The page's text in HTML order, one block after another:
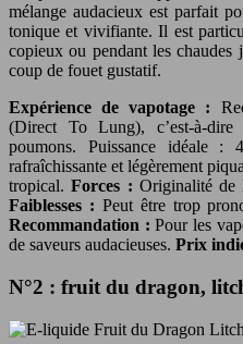
mélange audacieux est parfait
tonique et vivifiante. Il est
copieux ou pendant les chaudes
coup de fouet gustatif.
Expérience de vapotage :
(Direct To Lung), c’est-à-
poumons. Puissance idéale :
rafraîchissante et légèrement
tropical.Forces : Originalité de
Faiblesses : Peut être trop
Recommandation :Pour les
de saveurs audacieuses. Prix
N°2 : fruit du dragon,